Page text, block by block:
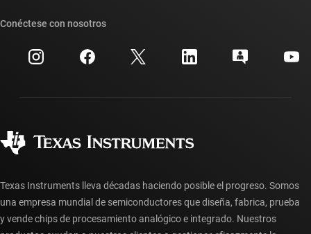
Eventos
Relaciones con los inversionistas
Búsqueda de referencias cruzadas
Centro de atención al cliente
Preguntas frecuentes sobre la cuenta myTI
Preguntas frecuentes sobre pedidos
Conéctese con nosotros
Texas Instruments lleva décadas haciendo posible el progreso. Somos
una empresa mundial de semiconductores que diseña, fabrica, prueba
y vende chips de procesamiento analógico e integrado. Nuestros